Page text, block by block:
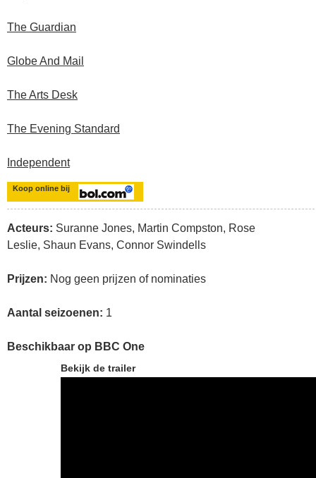
The Guardian
Globe And Mail
The Arts Desk
The Evening Standard
Independent
Koop online bij
Acteurs: Suranne Jones, Martin Compston, Rose
Leslie, Shaun Evans, Connor Swindells
Prijzen: Nog geen prijzen of nominaties
Aantal seizoenen: 1
Beschikbaar op BBC One
Bekijk de trailer